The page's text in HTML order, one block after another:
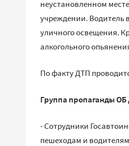
неустановленном
учреждении. Водитель
уличного освещения.
алкогольного
По факту ДТП
Группа пропаганды
- Сотрудники
пешеходам и